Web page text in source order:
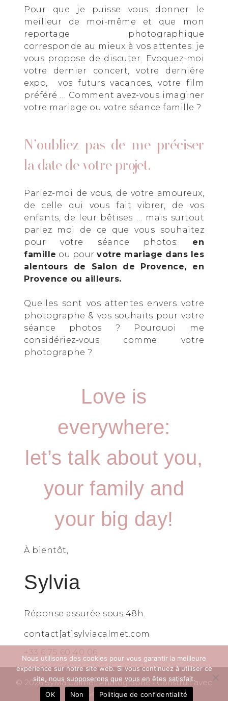
Pour que je puisse vous donner le
meilleur de moi-même et que mon
reportage photographique
corresponde au mieux à vos attentes: je
vous propose de discuter. Evoquez-moi
votre dernier concert, votre dernière
expo, vos futurs vacances, votre film
préféré … Comment avez-vous imaginer
votre mariage ou votre séance famille ?
N’oubliez pas de me préciser
la date de votre projet.
Parlez-moi de vous, de votre amoureux,
de celle qui vous fait vibrer, de vos
enfants, de leur bêtises … mais surtout
parlez moi de ce que vous souhaitez
pour votre séance photos: en
famille ou pour votre mariage dans les
alentours de Salon de Provence, en
Provence ou ailleurs.
Quelles sont vos attentes envers votre
photographe & vos souhaits pour votre
séance photos ? Pourquoi me
considériez-vous comme votre
photographe ?
Love is
everywhere:
let’s talk about you,
your family and
your big day!
À bientôt,
Sylvia
Réponse assurée sous 48h.
contact[at]sylviacalmet.com
+33 6 75 60 40 06
© 2026 Sylvia Calmet Photographe • Construit avec
GeneratePress
Nous utilisons des cookies pour vous garantir la meilleure
expérience sur notre site web. Si vous continuez à utiliser ce
site, nous supposerons que vous en êtes satisfait.
OK
Non Politique de confidentialité